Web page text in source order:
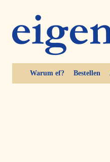
Warum ef? Bestellen